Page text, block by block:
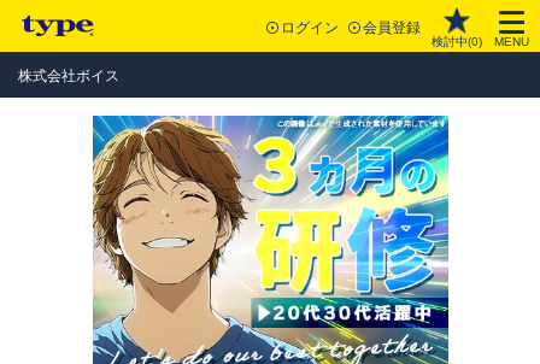
ログイン 会員登録
検討中(0) MENU
株式会社ボイス